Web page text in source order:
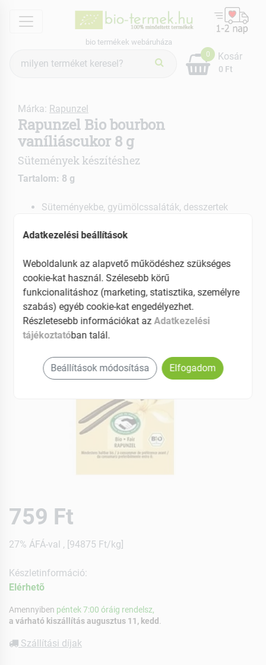
menu
bio termékek webáruháza
keresés
0
0 Ft
Kosár
Márka: Rapunzel
Rapunzel Bio bourbon
vaníliáscukor 8 g
Sütemények készítéshez
Tartalom: 8 g
Süteményekbe, gyümölcssaláták, desszertek
Bourbon vaníliával
EAN: 4006040032809
759 Ft
27% ÁFÁ-val , [94875 Ft/kg]
Készletinformáció:
Elérhetõ
Amennyiben péntek 7:00 óráig rendelsz,
a várható kiszállítás augusztus 11, kedd
Szállítási díjak
Adatkezelési beállítások
Weboldalunk az alapvető működéshez szükséges
cookie-kat használ. Szélesebb körű
funkcionalitáshoz (marketing, statisztika, személyre
szabás) egyéb cookie-kat engedélyezhet.
Részletesebb információkat azAdatkezelési
tájékoztatóban talál.
Beállítások módosítása Elfogadom